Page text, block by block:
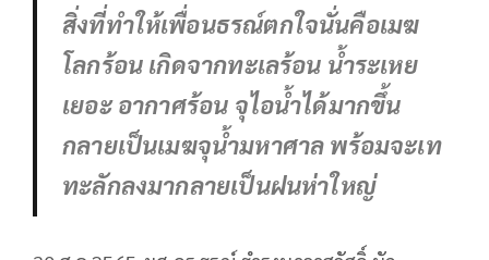
สิ่งที่ทำให้เพื่อนธรณ์ตกใจนั่นคือเมฆ
โลกร้อน เกิดจากทะเลร้อน น้ำระเหย
เยอะ อากาศร้อน จุไอน้ำได้มากขึ้น
กลายเป็นเมฆจุน้ำมหาศาล พร้อมจะเท
ทะลักลงมากลายเป็นฝนห่าใหญ่